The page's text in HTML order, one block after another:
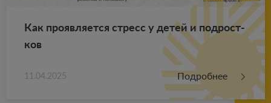
Как про­яв­ля­ет­ся стресс у детей и под­рост­
ков
11.04.2025 Подробнее